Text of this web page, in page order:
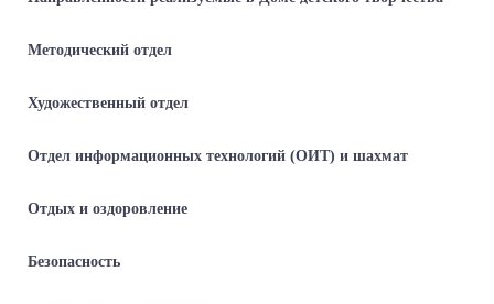
Методический отдел
Художественный отдел
Отдел информационных технологий (ОИТ) и шахмат
Отдых и оздоровление
Безопасность